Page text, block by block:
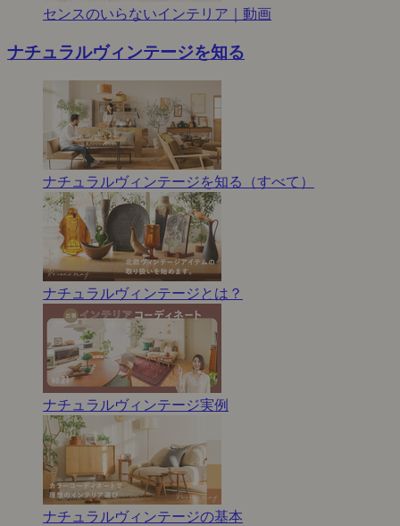
センスのいらないインテリア｜動画
ナチュラルヴィンテージを知る
ナチュラルヴィンテージを知る（すべて）
ナチュラルヴィンテージとは？
ナチュラルヴィンテージ実例
ナチュラルヴィンテージの基本